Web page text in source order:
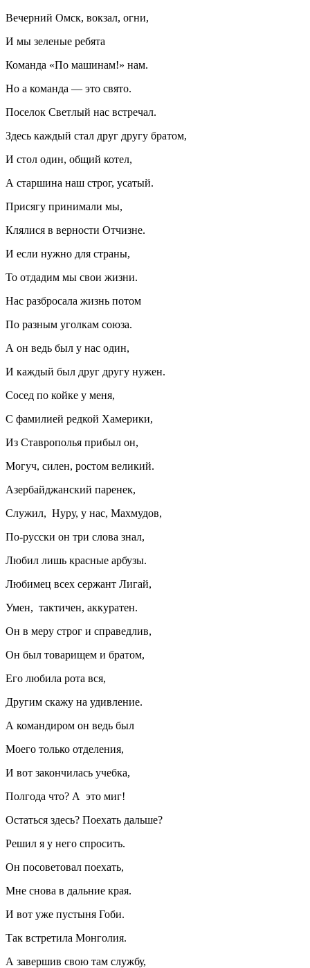
Вечерний Омск, вокзал, огни,
И мы зеленые ребята
Команда «По машинам!» нам.
Но а команда — это свято.
Поселок Светлый нас встречал.
Здесь каждый стал друг другу братом,
И стол один, общий котел,
А старшина наш строг, усатый.
Присягу принимали мы,
Клялися в верности Отчизне.
И если нужно для страны,
То отдадим мы свои жизни.
Нас разбросала жизнь потом
По разным уголкам союза.
А он ведь был у нас один,
И каждый был друг другу нужен.
Сосед по койке у меня,
С фамилией редкой Хамерики,
Из Ставрополья прибыл он,
Могуч, силен, ростом великий.
Азербайджанский паренек,
Служил, Нуру, у нас, Махмудов,
По-русски он три слова знал,
Любил лишь красные арбузы.
Любимец всех сержант Лигай,
Умен, тактичен, аккуратен.
Он в меру строг и справедлив,
Он был товарищем и братом,
Его любила рота вся,
Другим скажу на удивление.
А командиром он ведь был
Моего только отделения,
И вот закончилась учебка,
Полгода что? А это миг!
Остаться здесь? Поехать дальше?
Решил я у него спросить.
Он посоветовал поехать,
Мне снова в дальние края.
И вот уже пустыня Гоби.
Так встретила Монголия.
А завершив свою там службу,